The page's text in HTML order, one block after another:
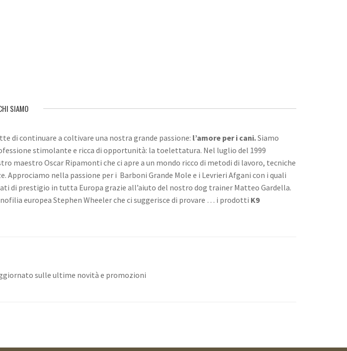
SIAMO
di continuare a coltivare una nostra grande passione: l’amore per i cani.Siamo
stimolante e ricca di opportunità: la toelettatura. Nel luglio del 1999
maestro Oscar Ripamonti che ci apre a un mondo ricco di metodi di lavoro, tecniche
nella passione per i Barboni Grande Mole e i Levrieri Afgani con i quali
di prestigio in tutta Europa grazie all’aiuto del nostro dog trainer Matteo Gardella.
europea Stephen Wheeler che ci suggerisce di provare … i prodotti K9
sulle ultime novità e promozioni